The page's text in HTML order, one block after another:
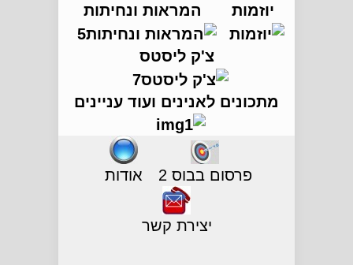
יוזמות המראות ונחיתות
צ'ק ליסטס
מתכונים לאנינים ועוד עניינים
פרסום בבוס 2 אודות
יצירת קשר